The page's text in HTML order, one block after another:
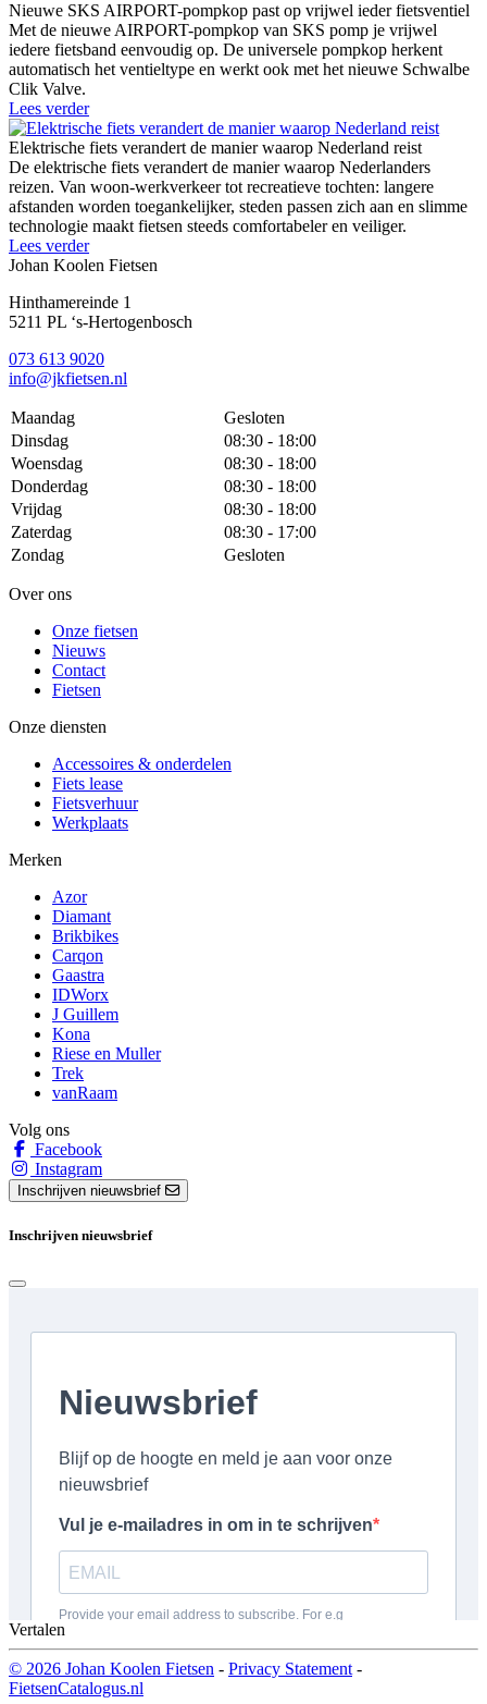
Nieuwe SKS AIRPORT-pompkop past op vrijwel ieder fietsventiel
Met de nieuwe AIRPORT-pompkop van SKS pomp je vrijwel
iedere fietsband eenvoudig op. De universele pompkop herkent
automatisch het ventieltype en werkt ook met het nieuwe Schwalbe
Clik Valve.
Lees verder
Elektrische fiets verandert de manier waarop Nederland reist
De elektrische fiets verandert de manier waarop Nederlanders
reizen. Van woon-werkverkeer tot recreatieve tochten: langere
afstanden worden toegankelijker, steden passen zich aan en slimme
technologie maakt fietsen steeds comfortabeler en veiliger.
Lees verder
Johan Koolen Fietsen
Hinthamereinde 1
5211 PL ‘s-Hertogenbosch
073 613 9020
info@jkfietsen.nl
Maandag
Gesloten
Dinsdag
08:30 - 18:00
Woensdag
08:30 - 18:00
Donderdag
08:30 - 18:00
Vrijdag
08:30 - 18:00
Zaterdag
08:30 - 17:00
Zondag
Gesloten
Over ons
Onze fietsen
Nieuws
Contact
Fietsen
Onze diensten
Accessoires & onderdelen
Fiets lease
Fietsverhuur
Werkplaats
Merken
Azor
Diamant
Brikbikes
Carqon
Gaastra
IDWorx
J Guillem
Kona
Riese en Muller
Trek
vanRaam
Volg ons
Facebook
Instagram
Inschrijven nieuwsbrief
Inschrijven nieuwsbrief
Vertalen
© 2026 Johan Koolen Fietsen - Privacy Statement -
FietsenCatalogus.nl